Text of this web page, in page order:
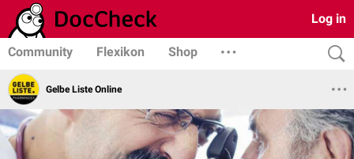
Log in
Community Flexikon Shop
Gelbe Liste Online